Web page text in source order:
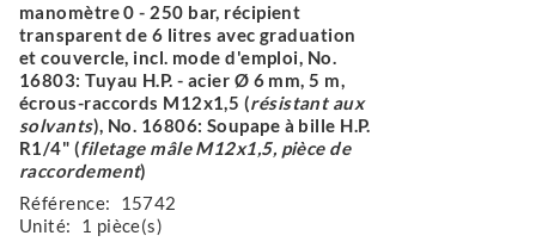
manomètre 0 - 250 bar, récipient
transparent de 6 litres avec graduation
et couvercle, incl. mode d'emploi, No.
16803: Tuyau H.P. - acier Ø 6 mm, 5 m,
écrous-raccords M12x1,5 (résistant aux
solvants), No. 16806: Soupape à bille H.P.
R1/4" (filetage mâle M12x1,5, pièce de
raccordement)
Référence:
15742
Unité:
1 pièce(s)